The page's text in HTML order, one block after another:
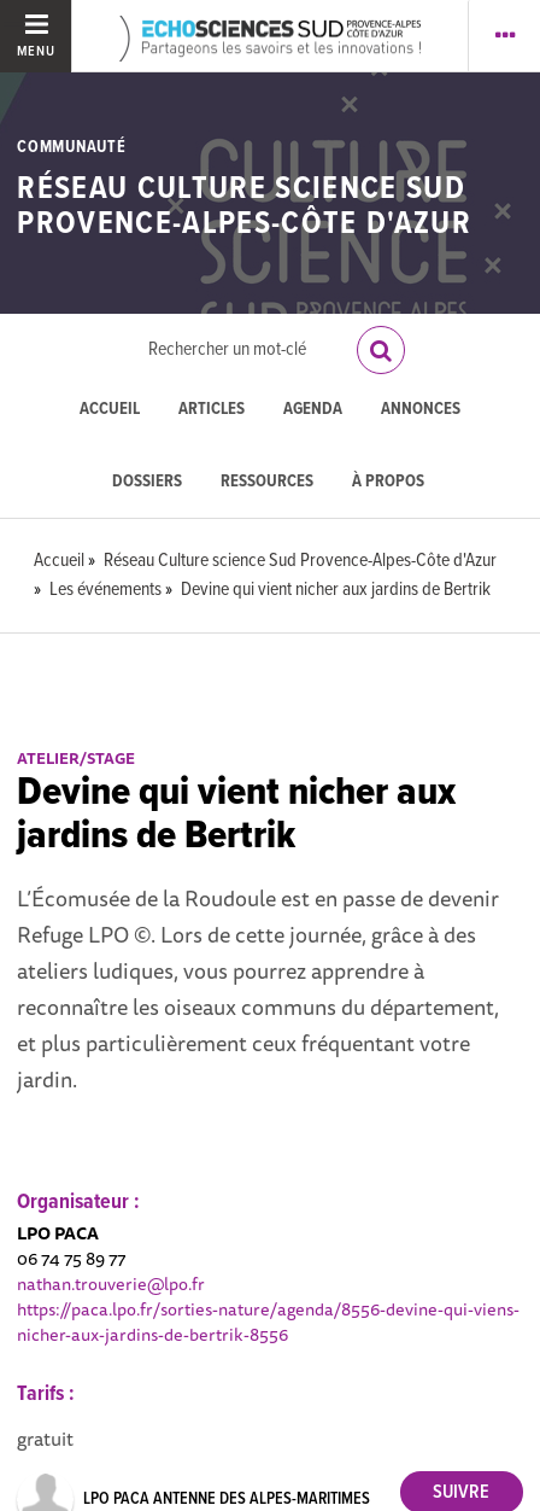
MENU
COMMUNAUTÉ
RÉSEAU CULTURE SCIENCE SUD
PROVENCE-ALPES-CÔTE D'AZUR
ACCUEIL ARTICLES AGENDA ANNONCES
DOSSIERS RESSOURCES À PROPOS
Accueil
Réseau Culture science Sud Provence-Alpes-Côte d'Azur
Les événements
Devine qui vient nicher aux jardins de Bertrik
ATELIER/STAGE
Devine qui vient nicher aux
jardins de Bertrik
L’Écomusée de la Roudoule est en passe de devenir
Refuge LPO ©. Lors de cette journée, grâce à des
ateliers ludiques, vous pourrez apprendre à
reconnaître les oiseaux communs du département,
et plus particulièrement ceux fréquentant votre
jardin.
Organisateur :
LPO PACA
06 74 75 89 77
nathan.trouverie@lpo.fr
https://paca.lpo.fr/sorties-nature/agenda/8556-devine-qui-viens-
nicher-aux-jardins-de-bertrik-8556
Tarifs :
gratuit
LPO PACA ANTENNE DES ALPES-MARITIMES